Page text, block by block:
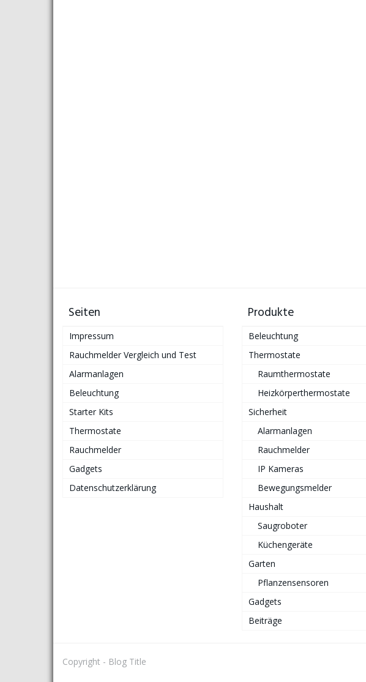
Seiten
Impressum
Rauchmelder Vergleich und Test
Alarmanlagen
Beleuchtung
Starter Kits
Thermostate
Rauchmelder
Gadgets
Datenschutzerklärung
Produkte
Beleuchtung
Thermostate
Raumthermostate
Heizkörperthermostate
Sicherheit
Alarmanlagen
Rauchmelder
IP Kameras
Bewegungsmelder
Haushalt
Saugroboter
Küchengeräte
Garten
Pflanzensensoren
Gadgets
Beiträge
Copyright - Blog Title